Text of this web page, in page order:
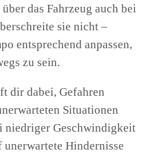
das Fahrzeug auch bei
sie nicht –
entsprechend anpassen,
zu sein.
dir dabei, Gefahren
Situationen
niedriger Geschwindigkeit
unerwartete Hindernisse